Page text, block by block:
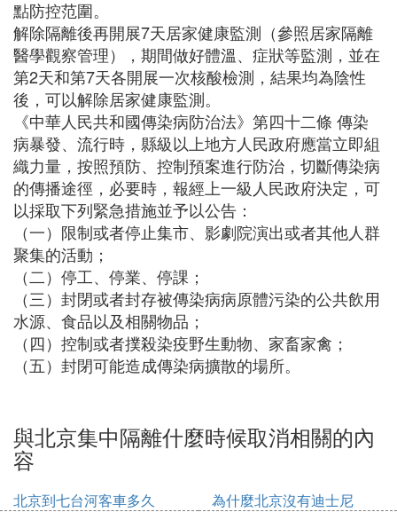
點防控范圍。
解除隔離後再開展7天居家健康監測（參照居家隔離
醫學觀察管理），期間做好體溫、症狀等監測，並在
第2天和第7天各開展一次核酸檢測，結果均為陰性
後，可以解除居家健康監測。
《中華人民共和國傳染病防治法》第四十二條 傳染
病暴發、流行時，縣級以上地方人民政府應當立即組
織力量，按照預防、控制預案進行防治，切斷傳染病
的傳播途徑，必要時，報經上一級人民政府決定，可
以採取下列緊急措施並予以公告：
（一）限制或者停止集市、影劇院演出或者其他人群
聚集的活動；
（二）停工、停業、停課；
（三）封閉或者封存被傳染病病原體污染的公共飲用
水源、食品以及相關物品；
（四）控制或者撲殺染疫野生動物、家畜家禽；
（五）封閉可能造成傳染病擴散的場所。
與北京集中隔離什麼時候取消相關的內
容
北京到七台河客車多久 為什麼北京沒有迪士尼